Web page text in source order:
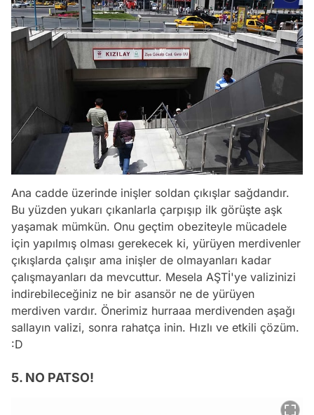
Ana cadde üzerinde inişler soldan çıkışlar sağdandır.
Bu yüzden yukarı çıkanlarla çarpışıp ilk görüşte aşk
yaşamak mümkün. Onu geçtim obeziteyle mücadele
için yapılmış olması gerekecek ki, yürüyen merdivenler
çıkışlarda çalışır ama inişler de olmayanları kadar
çalışmayanları da mevcuttur. Mesela AŞTİ'ye valizinizi
indirebileceğiniz ne bir asansör ne de yürüyen
merdiven vardır. Önerimiz hurraaa merdivenden aşağı
sallayın valizi, sonra rahatça inin. Hızlı ve etkili çözüm.
:D
5. NO PATSO!